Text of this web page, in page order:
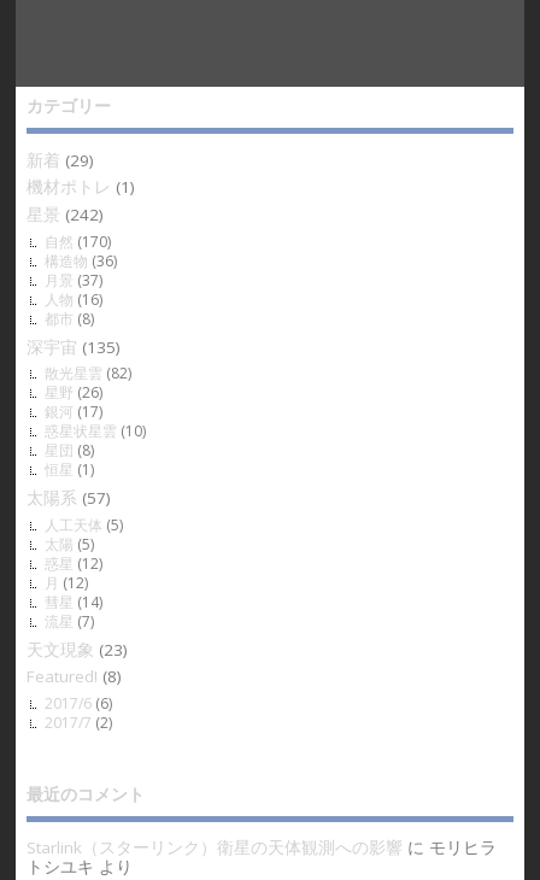
カテゴリー
新着 (29)
機材ポトレ (1)
星景 (242)
自然 (170)
構造物 (36)
月景 (37)
人物 (16)
都市 (8)
深宇宙 (135)
散光星雲 (82)
星野 (26)
銀河 (17)
惑星状星雲 (10)
星団 (8)
恒星 (1)
太陽系 (57)
人工天体 (5)
太陽 (5)
惑星 (12)
月 (12)
彗星 (14)
流星 (7)
天文現象 (23)
Featured! (8)
2017/6(6)
2017/7 (2)
最近のコメント
Starlink（スターリンク）衛星の天体観測への影響 に モリヒラ
トシユキ より